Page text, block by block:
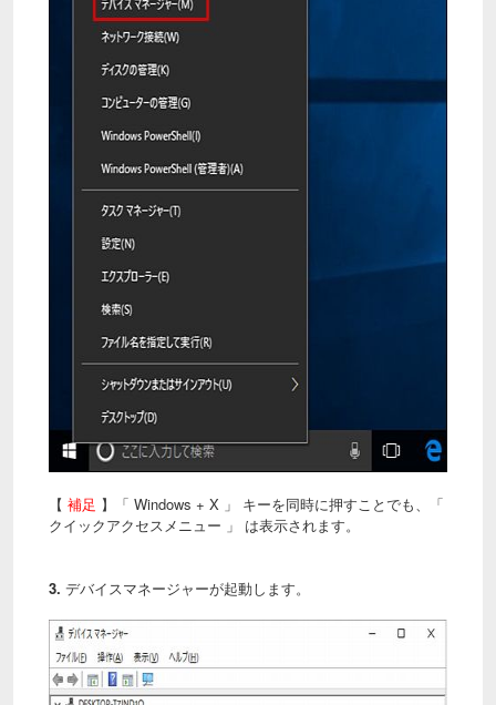
【 補足 】「 Windows + X 」 キーを同時に押すことでも、「
クイックアクセスメニュー 」 は表示されます。
3. デバイスマネージャーが起動します。